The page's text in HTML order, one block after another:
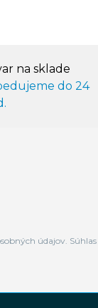
na sklade
do 24
údajov.